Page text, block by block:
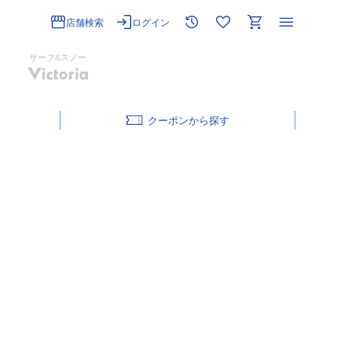
店舗検索 ログイン
サーフ&スノー
クーポン